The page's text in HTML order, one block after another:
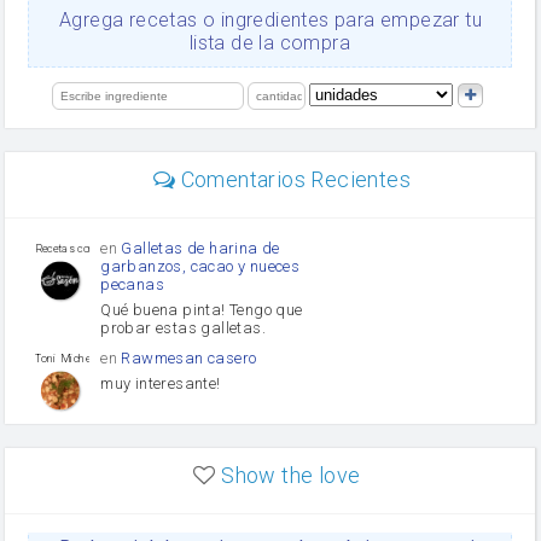
Ajos
salsa de soja
limón
Agrega recetas o ingredientes para empezar tu
lista de la compra
Comentarios Recientes
Recetas con sazon
en Galletas de harina de
garbanzos, cacao y nueces
pecanas
Qué buena pinta! Tengo que
probar estas galletas.
Toni Michel Caubet
en Rawmesan casero
muy interesante!
enLasaña casera fácil y
Show the love